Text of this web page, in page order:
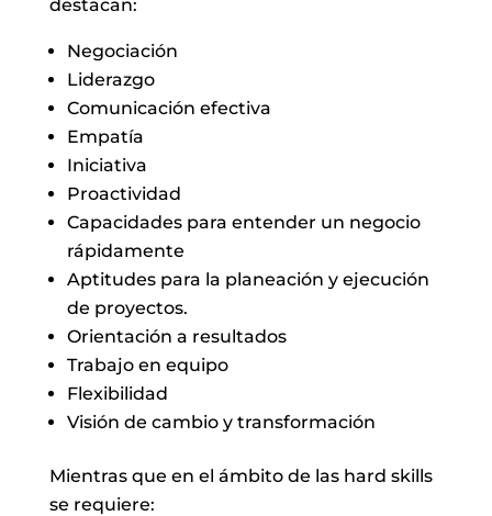
destacan:
Negociación
Liderazgo
Comunicación efectiva
Empatía
Iniciativa
Proactividad
Capacidades para entender un negocio
rápidamente
Aptitudes para la planeación y ejecución
de proyectos.
Orientación a resultados
Trabajo en equipo
Flexibilidad
Visión de cambio y transformación
Mientras que en el ámbito de las hard skills
se requiere: